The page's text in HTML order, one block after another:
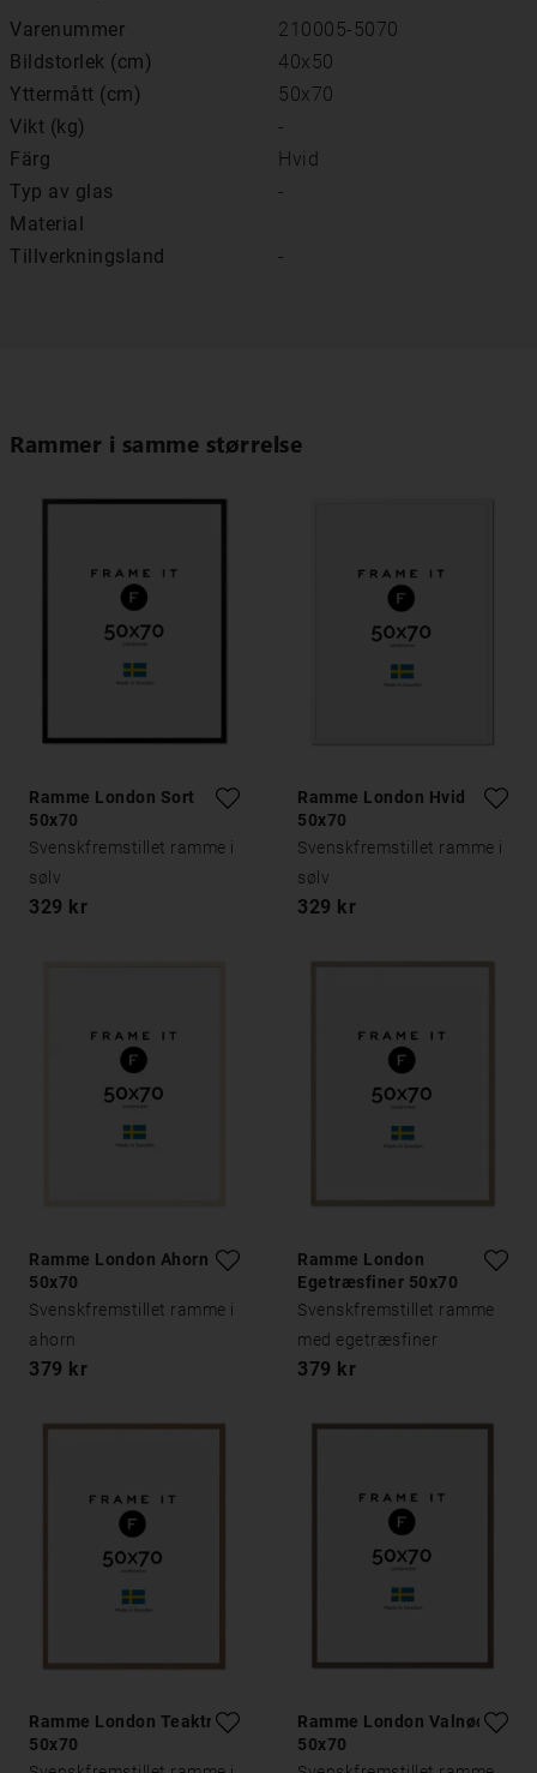
Varenummer
210005-5070
Bildstorlek (cm)
40x50
Yttermått (cm)
50x70
Vikt (kg)
-
Färg
Hvid
Typ av glas
-
Material
Tillverkningsland
-
Rammer i samme størrelse
Ramme London Sort
50x70
Svenskfremstillet ramme i
sølv
329 kr
Ramme London Hvid
50x70
Svenskfremstillet ramme i
sølv
329 kr
Ramme London Ahorn
50x70
Svenskfremstillet ramme i
ahorn
379 kr
Ramme London
Egetræsfiner 50x70
Svenskfremstillet ramme
med egetræsfiner
379 kr
Ramme London Teaktræ
50x70
Ramme London Valnød
50x70